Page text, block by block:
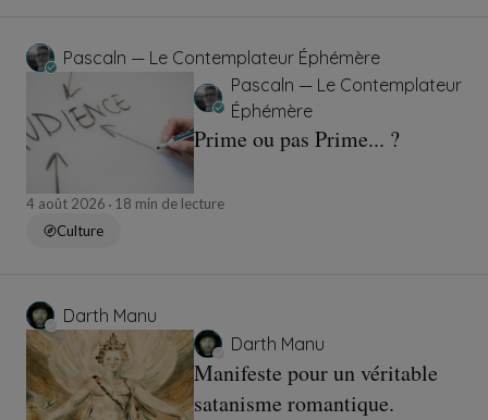
Pascaln — Le Contemplateur Éphémère
Pascaln — Le Contemplateur
Éphémère
Prime ou pas Prime... ?
4 août 2026
18 min de lecture
Culture
Darth Manu
Darth Manu
Manifeste pour un véritable
satanisme romantique.